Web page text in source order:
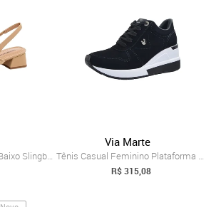
Sapato Feminino Salto Baixo Slingback Co...
Via Marte
Tênis Casual Feminino Plataforma Confort...
R$ 315,08